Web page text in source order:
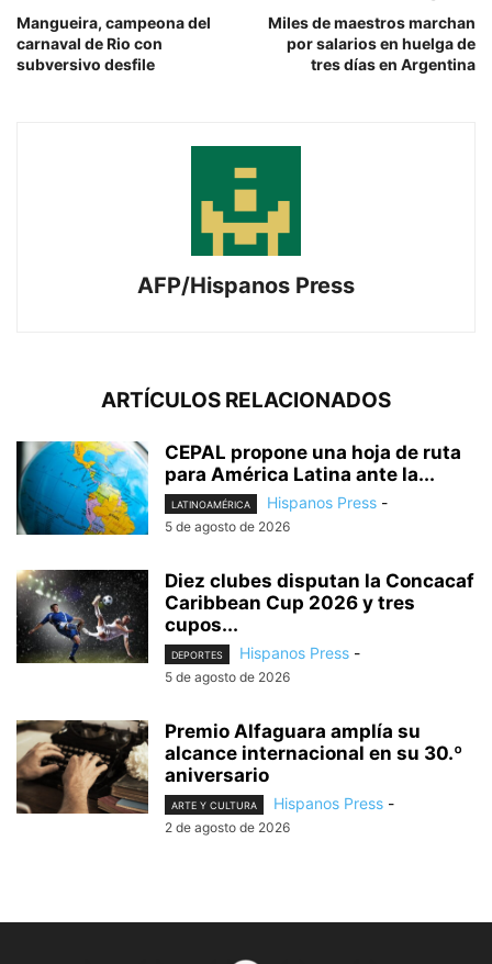
Mangueira, campeona del
carnaval de Rio con
subversivo desfile
Miles de maestros marchan
por salarios en huelga de
tres días en Argentina
AFP/Hispanos Press
ARTÍCULOS RELACIONADOS
CEPAL propone una hoja de ruta
para América Latina ante la...
LATINOAMÉRICA Hispanos Press -
5 de agosto de 2026
Diez clubes disputan la Concacaf
Caribbean Cup 2026 y tres
cupos...
DEPORTES Hispanos Press -
5 de agosto de 2026
Premio Alfaguara amplía su
alcance internacional en su 30.º
aniversario
ARTE Y CULTURA Hispanos Press -
2 de agosto de 2026